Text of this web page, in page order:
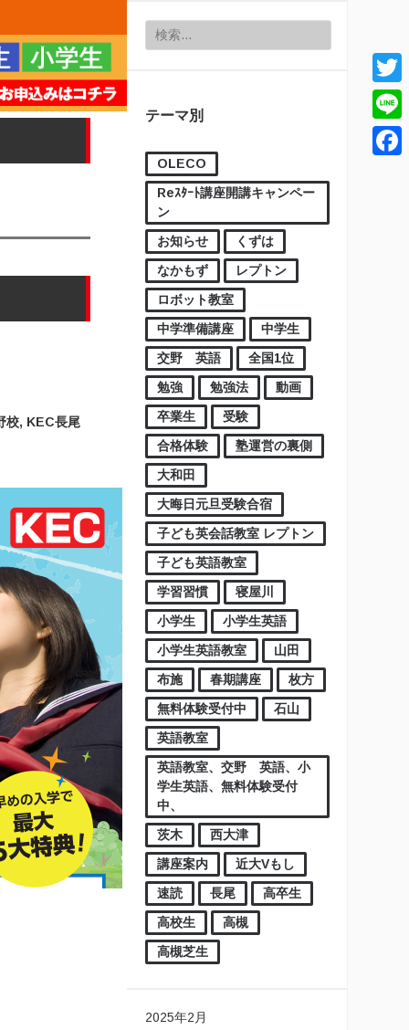
検索:
テーマ別
OLECO
Reｽﾀｰﾄ講座開講キャンペー
ン
お知らせ
くずは
なかもず
レプトン
ロボット教室
中学準備講座
中学生
交野 英語
全国1位
勉強
勉強法
動画
卒業生
受験
合格体験
塾運営の裏側
大和田
大晦日元旦受験合宿
子ども英会話教室 レプトン
子ども英語教室
学習習慣
寝屋川
小学生
小学生英語
小学生英語教室
山田
布施
春期講座
枚方
無料体験受付中
石山
英語教室
英語教室、交野 英語、小
学生英語、無料体験受付
中、
茨木
西大津
講座案内
近大Vもし
速読
長尾
高卒生
高校生
高槻
高槻芝生
2025年2月
校, KEC長尾
Line